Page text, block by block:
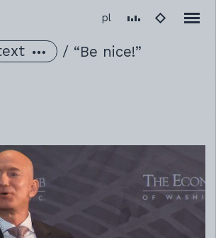
pl Change language to
/ “Be nice!”